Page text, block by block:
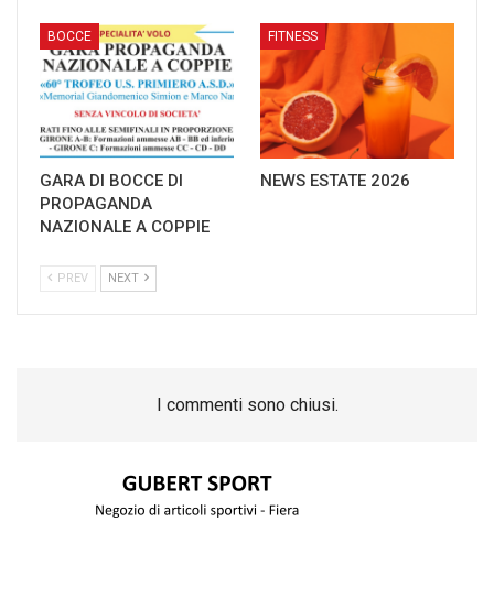
BOCCE
GARA DI BOCCE DI
PROPAGANDA
NAZIONALE A COPPIE
FITNESS
NEWS ESTATE 2026
PREV NEXT
I commenti sono chiusi.